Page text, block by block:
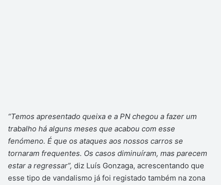
“Temos apresentado queixa e a PN chegou a fazer um
trabalho há alguns meses que acabou com esse
fenómeno. É que os ataques aos nossos carros se
tornaram frequentes. Os casos diminuíram, mas parecem
estar a regressar”, diz Luís Gonzaga, acrescentando que
esse tipo de vandalismo já foi registado também na zona